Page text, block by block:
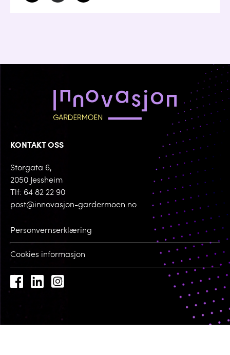
KONTAKT OSS
Storgata 6,
2050 Jessheim
Tlf: 64 82 22 90
post@innovasjon-gardermoen.no
Personvernserklæring
Cookies informasjon